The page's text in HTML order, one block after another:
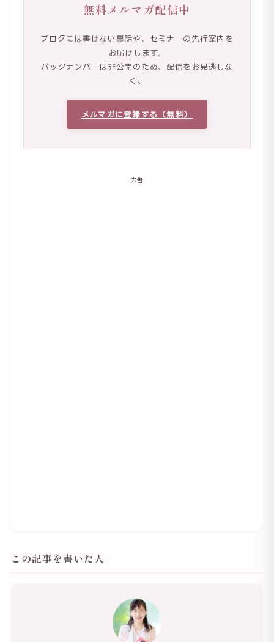
無料メルマガ配信中
ブログには書けない裏話や、セミナーの先行案内を
お届けします。
バックナンバーは非公開のため、配信をお見逃しな
く。
メルマガに登録する（無料）
広告
この記事を書いた人